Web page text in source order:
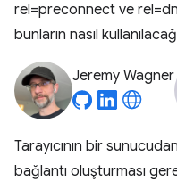
rel=preconnect ve
bunların nasıl
Jeremy Wagner
Tarayıcının bir
bağlantı oluşturması